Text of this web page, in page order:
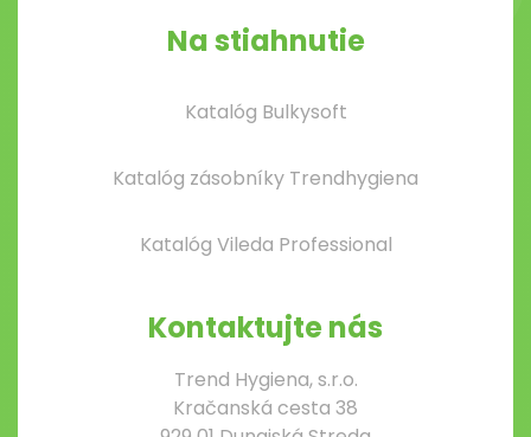
Na stiahnutie
Katalóg Bulkysoft
Katalóg zásobníky Trendhygiena
Katalóg Vileda Professional
Kontaktujte nás
Trend Hygiena, s.r.o.
Kračanská cesta 38